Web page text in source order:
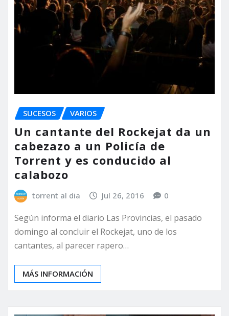
SUCESOS VARIOS
Un cantante del Rockejat da un
cabezazo a un Policía de
Torrent y es conducido al
calabozo
torrent al dia Jul 26, 2016 0
Según informa el diario Las Provincias, el pasado
domingo al concluir el Rockejat, uno de los
cantantes, al parecer rapero…
MÁS INFORMACIÓN